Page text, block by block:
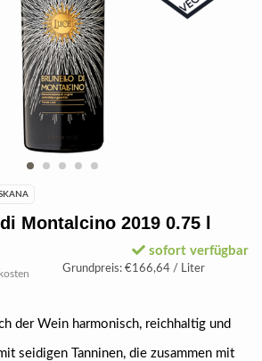
Montalcino 2019 0.75 l
sofort verfügbar
Grundpreis: €166,64 / Liter
der Wein harmonisch, reichhaltig und
seidigen Tanninen, die zusammen mit